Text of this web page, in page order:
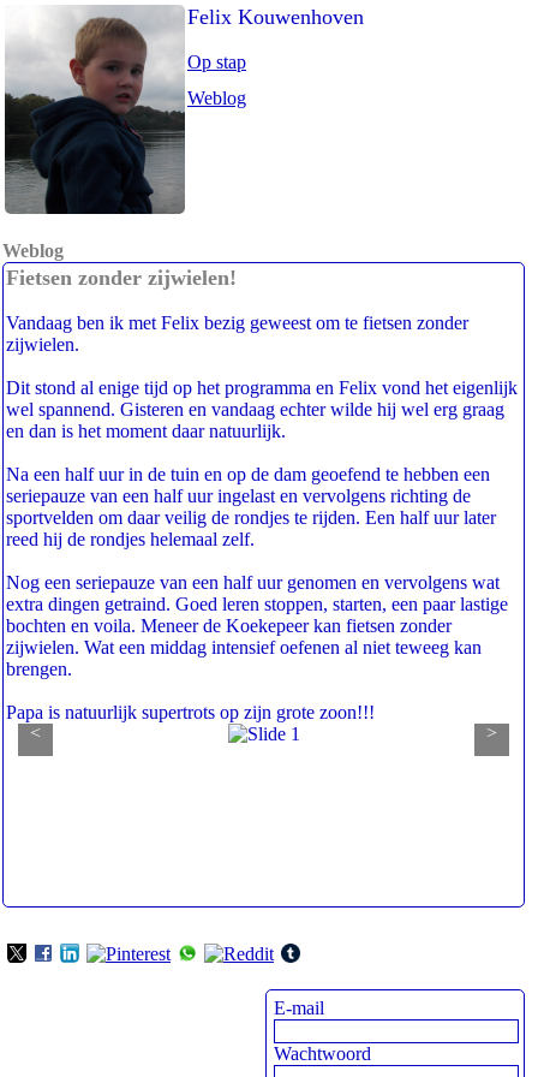
Felix Kouwenhoven
Op stap
Weblog
Weblog
Fietsen zonder zijwielen!
Vandaag ben ik met Felix bezig geweest om te fietsen zonder
zijwielen.
Dit stond al enige tijd op het programma en Felix vond het eigenlijk
wel spannend. Gisteren en vandaag echter wilde hij wel erg graag
en dan is het moment daar natuurlijk.
Na een half uur in de tuin en op de dam geoefend te hebben een
seriepauze van een half uur ingelast en vervolgens richting de
sportvelden om daar veilig de rondjes te rijden. Een half uur later
reed hij de rondjes helemaal zelf.
Nog een seriepauze van een half uur genomen en vervolgens wat
extra dingen getraind. Goed leren stoppen, starten, een paar lastige
bochten en voila. Meneer de Koekepeer kan fietsen zonder
zijwielen. Wat een middag intensief oefenen al niet teweeg kan
brengen.
Papa is natuurlijk supertrots op zijn grote zoon!!!
<
>
E-mail
Wachtwoord